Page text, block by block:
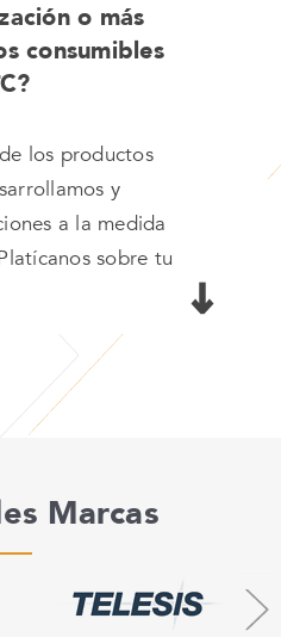
o más
consumibles
los productos
y
a la medida
sobre tu
Marcas